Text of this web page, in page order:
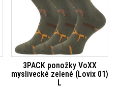
3PACK ponožky VoXX
myslivecké zelené (Lovix 01)
L